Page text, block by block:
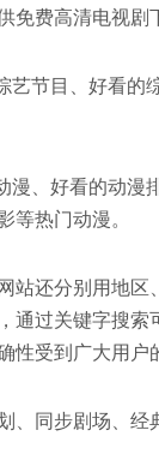
费高清电视剧
艺节目、好看
漫、好看的动
热门动漫。
站还分别用地
通过关键字搜
受到广大用户
、同步剧场、